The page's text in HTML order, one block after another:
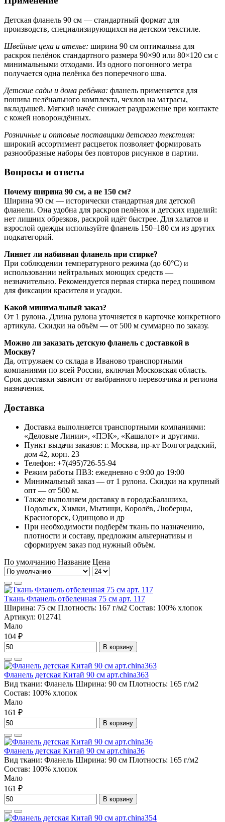
Детская фланель 90 см — стандартный формат для
производств, специализирующихся на детском текстиле.
Швейные цеха и ателье: ширина 90 см оптимальна для
раскроя пелёнок стандартного размера 90×90 или 80×120 см с
минимальными отходами. Из одного погонного метра
получается одна пелёнка без поперечного шва.
Детские сады и дома ребёнка: фланель применяется для
пошива пелёнального комплекта, чехлов на матрасы,
вкладышей. Мягкий начёс снижает раздражение при контакте
с кожей новорождённых.
Розничные и оптовые поставщики детского текстиля:
широкий ассортимент расцветок позволяет формировать
разнообразные наборы без повторов рисунков в партии.
Вопросы и ответы
Почему ширина 90 см, а не 150 см?
Ширина 90 см — исторически стандартная для детской
фланели. Она удобна для раскроя пелёнок и детских изделий:
нет лишних обрезков, раскрой идёт быстрее. Для халатов и
взрослой одежды используйте фланель 150–180 см из других
подкатегорий.
Линяет ли набивная фланель при стирке?
При соблюдении температурного режима (до 60°С) и
использовании нейтральных моющих средств —
незначительно. Рекомендуется первая стирка перед пошивом
для фиксации красителя и усадки.
Какой минимальный заказ?
От 1 рулона. Длина рулона уточняется в карточке конкретного
артикула. Скидки на объём — от 500 м суммарно по заказу.
Можно ли заказать детскую фланель с доставкой в
Москву?
Да, отгружаем со склада в Иваново транспортными
компаниями по всей России, включая Московская область.
Срок доставки зависит от выбранного перевозчика и региона
назначения.
Доставка
Доставка выполняется транспортными компаниями:
«Деловые Линии», «ПЭК», «Кашалот» и другими.
Пункт выдачи заказов: г. Москва, пр-кт Волгоградский,
дом 42, корп. 23
Телефон: +7(495)726-55-94
Режим работы ПВЗ: ежедневно с 9:00 до 19:00
Минимальный заказ — от 1 рулона. Скидки на крупный
опт — от 500 м.
Также выполняем доставку в города:Балашиха,
Подольск, Химки, Мытищи, Королёв, Люберцы,
Красногорск, Одинцово и др
При необходимости подберём ткань по назначению,
плотности и составу, предложим альтернативы и
сформируем заказ под нужный объём.
По умолчанию Название Цена
Ткань Фланель отбеленная 75 см арт. 117
Ширина: 75 см Плотность: 167 г/м2 Состав: 100% хлопок
Артикул: 012741
Мало
104 ₽
В корзину
Фланель детская Китай 90 см арт.china363
Вид ткани: Фланель Ширина: 90 см Плотность: 165 г/м2
Состав: 100% хлопок
Мало
161 ₽
В корзину
Фланель детская Китай 90 см арт.china36
Вид ткани: Фланель Ширина: 90 см Плотность: 165 г/м2
Состав: 100% хлопок
Мало
161 ₽
В корзину